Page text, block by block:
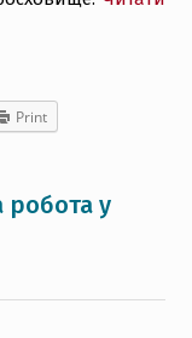
Print
робота у